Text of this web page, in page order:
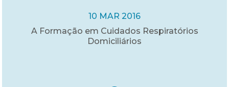
10 MAR 2016
A Formação em Cuidados Respiratórios
Domiciliários